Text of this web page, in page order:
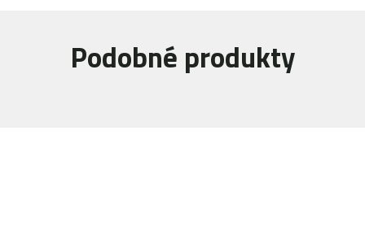
Podobné produkty